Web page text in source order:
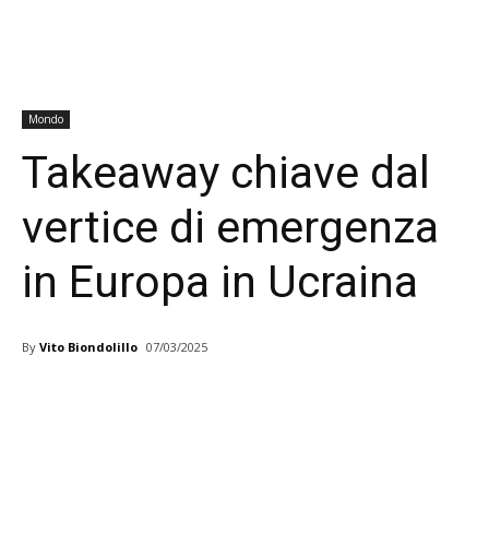
Mondo
Takeaway chiave dal
vertice di emergenza
in Europa in Ucraina
By Vito Biondolillo 07/03/2025